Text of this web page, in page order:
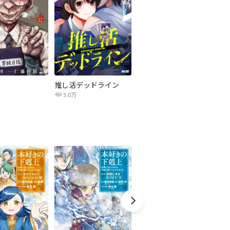
推し活デッドライン
5.0万